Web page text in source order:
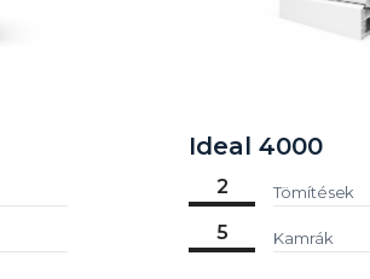
Ideal 4000
2 Tömítések
5 Kamrák